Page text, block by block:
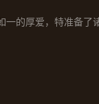
一的厚爱，特准备了